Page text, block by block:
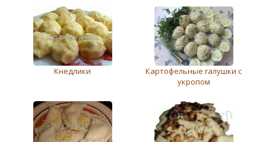
Кнедлики
Картофельные галушки с
укропом